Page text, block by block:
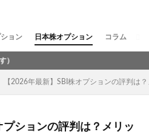
ョン 日本株オプション コラム
【2026年最新】SBI株オプションの評判は
プションの評判は？メリッ